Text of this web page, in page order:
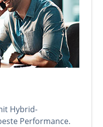
Hybrid-
Performance.